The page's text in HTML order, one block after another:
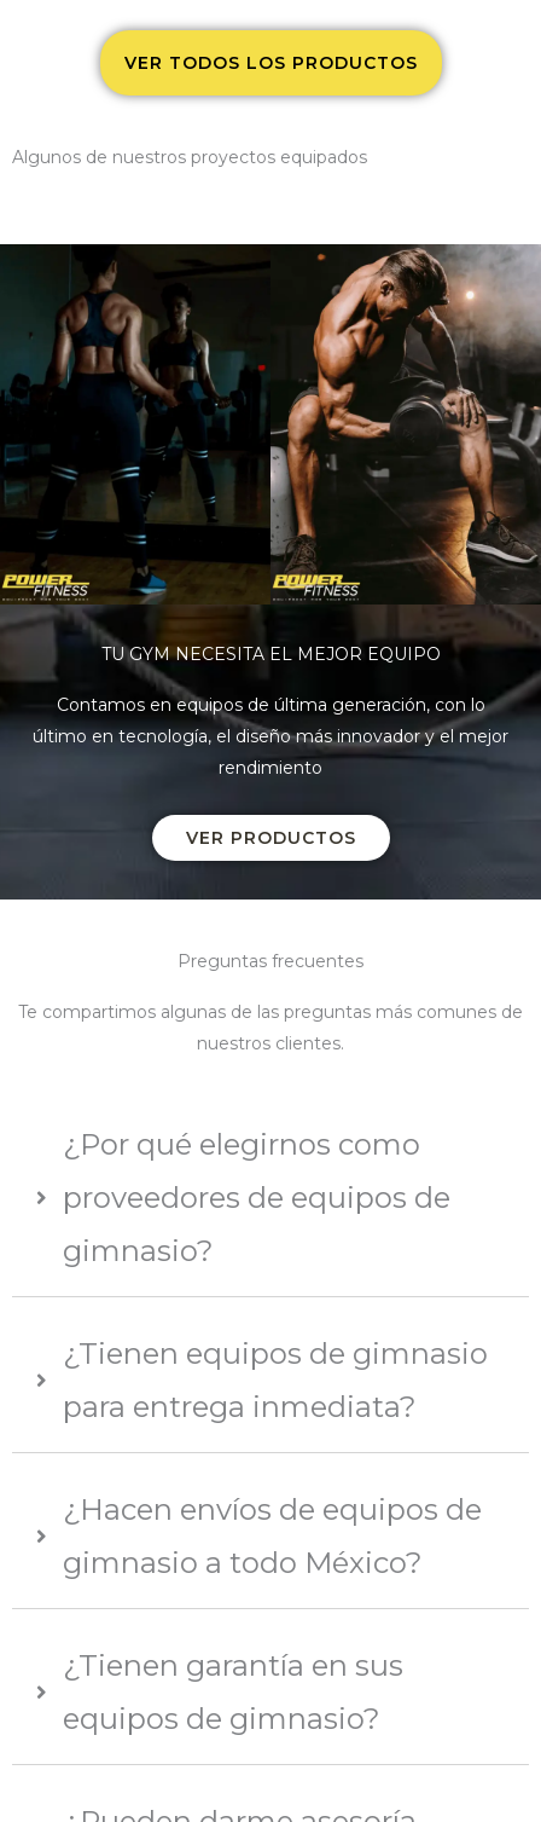
VER TODOS LOS PRODUCTOS
Algunos de nuestros proyectos equipados
TU GYM NECESITA EL MEJOR EQUIPO
Contamos en equipos de última generación, con lo
último en tecnología, el diseño más innovador y el mejor
rendimiento
VER PRODUCTOS
Preguntas frecuentes
Te compartimos algunas de las preguntas más comunes de
nuestros clientes.
¿Por qué elegirnos como
proveedores de equipos de
gimnasio?
¿Tienen equipos de gimnasio
para entrega inmediata?
¿Hacen envíos de equipos de
gimnasio a todo México?
¿Tienen garantía en sus
equipos de gimnasio?